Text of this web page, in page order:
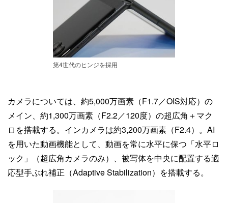
第4世代のヒンジを採用
カメラについては、約5,000万画素（F1.7／OIS対応）の
メイン、約1,300万画素（F2.2／120度）の超広角＋マク
ロを搭載する。インカメラは約3,200万画素（F2.4）。AI
を用いた動画機能として、動画を常に水平に保つ「水平ロ
ック」（超広角カメラのみ）、被写体を中央に配置する適
応型手ぶれ補正（Adaptive Stabilization）を搭載する。